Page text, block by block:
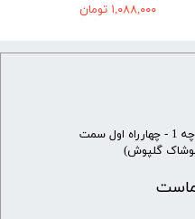
۱,۰۸۸,۰۰۰ تومان
​آدرس فروشگاه: قم - بلوار شهید محلاتی - کوچه 1 - چهارراه اول سمت